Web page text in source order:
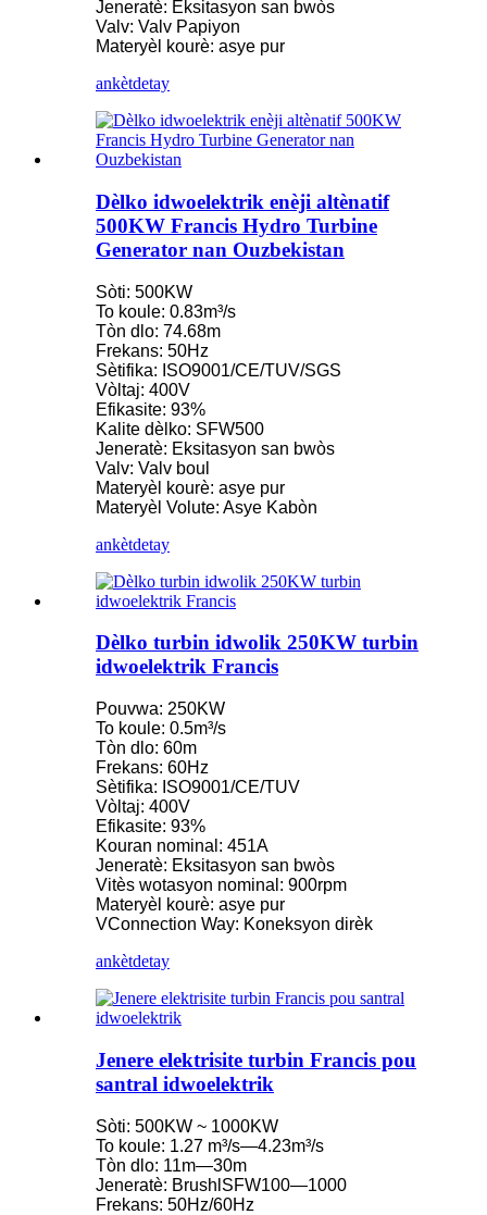
Jeneratè: Eksitasyon san bwòs
Valv: Valv Papiyon
Materyèl kourè: asye pur
ankètdetay
Dèlko idwoelektrik enèji altènatif
500KW Francis Hydro Turbine
Generator nan Ouzbekistan
Sòti: 500KW
To koule: 0.83m³/s
Tòn dlo: 74.68m
Frekans: 50Hz
Sètifika: ISO9001/CE/TUV/SGS
Vòltaj: 400V
Efikasite: 93%
Kalite dèlko: SFW500
Jeneratè: Eksitasyon san bwòs
Valv: Valv boul
Materyèl kourè: asye pur
Materyèl Volute: Asye Kabòn
ankètdetay
Dèlko turbin idwolik 250KW turbin
idwoelektrik Francis
Pouvwa: 250KW
To koule: 0.5m³/s
Tòn dlo: 60m
Frekans: 60Hz
Sètifika: ISO9001/CE/TUV
Vòltaj: 400V
Efikasite: 93%
Kouran nominal: 451A
Jeneratè: Eksitasyon san bwòs
Vitès wotasyon nominal: 900rpm
Materyèl kourè: asye pur
VConnection Way: Koneksyon dirèk
ankètdetay
Jenere elektrisite turbin Francis pou
santral idwoelektrik
Sòti: 500KW ~ 1000KW
To koule: 1.27 m³/s—4.23m³/s
Tòn dlo: 11m—30m
Jeneratè: BrushlSFW100—1000
Frekans: 50Hz/60Hz